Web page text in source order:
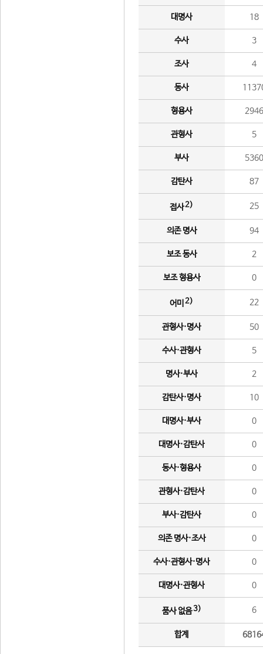
대명사 18
수사 3
조사 4
동사
형용사 2946
관형사 5
부사 5360
감탄사 87
접사2) 25
의존 명사 94
보조 동사 2
보조 형용사 0
어미 2) 22
관형사·명사 50
수사·관형사 5
명사·부사 2
감탄사·명사 10
대명사·부사 0
대명사·감탄사 0
동사·형용사 0
관형사·감탄사 0
부사·감탄사 0
의존 명사·조사 0
수사·관형사·명사 0
대명사·관형사 0
품사 없음3) 6
합계